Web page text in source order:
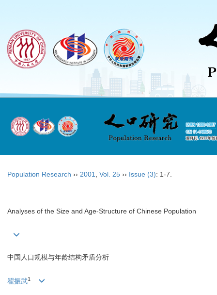
Population Research ›› 2001 Vol. 25 ›› Issue (3): 1-7.
Analyses of the Size and Age-Structure of Chinese Population
中国人口规模与年龄结构矛盾分析
翟振武1